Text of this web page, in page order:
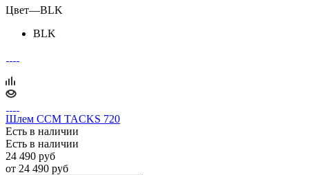
Цвет—BLK
BLK
Шлем CCM TACKS 720
Есть в наличии
Есть в наличии
24 490 руб
от 24 490 руб